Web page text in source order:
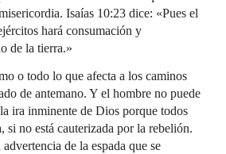
Isaías 10:23 dice: «Pues el
hará consumación y
de la tierra.»
o todo lo que afecta a los caminos
de antemano. Y el hombre no puede
ira inminente de Dios porque todos
si no está cauterizada por la rebelión.
de la espada que se